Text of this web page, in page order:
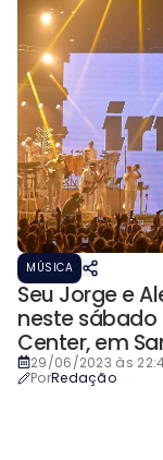
MÚSICA
Seu Jorge e
neste sábado
Center, em
29/06/2023 às
PorRedação